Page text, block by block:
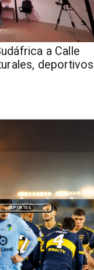
a Calle
deportivos
NACIONAL